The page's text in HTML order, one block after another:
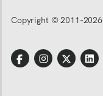
Copyright © 2011-2026